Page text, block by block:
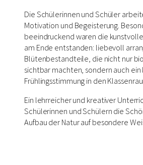
Die Schülerinnen und Schüler
Motivation und Begeisterung.
beeindruckend waren die
am Ende entstanden: liebevoll
Blütenbestandteile, die nicht nur
sichtbar machten, sondern auch ein
Frühlingsstimmung in den
Ein lehrreicher und kreativer
Schülerinnen und Schülern die
Aufbau der Natur auf besondere